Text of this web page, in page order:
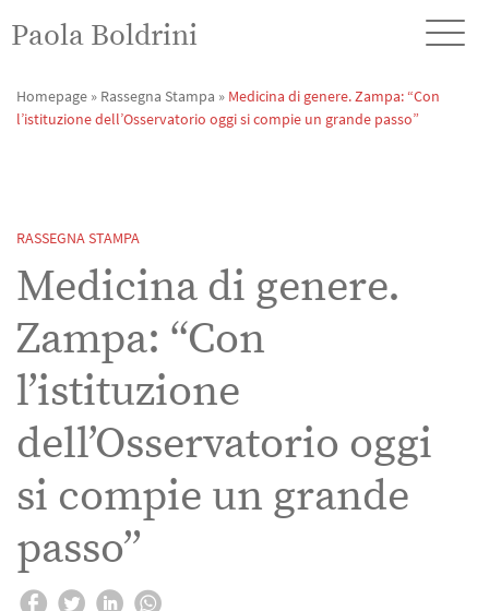
Paola Boldrini
Homepage » Rassegna Stampa » Medicina di genere. Zampa: “Con
l’istituzione dell’Osservatorio oggi si compie un grande passo”
RASSEGNA STAMPA
Medicina di genere.
Zampa: “Con
l’istituzione
dell’Osservatorio oggi
si compie un grande
passo”